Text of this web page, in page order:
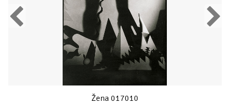
Previous
Žena 017010
Next